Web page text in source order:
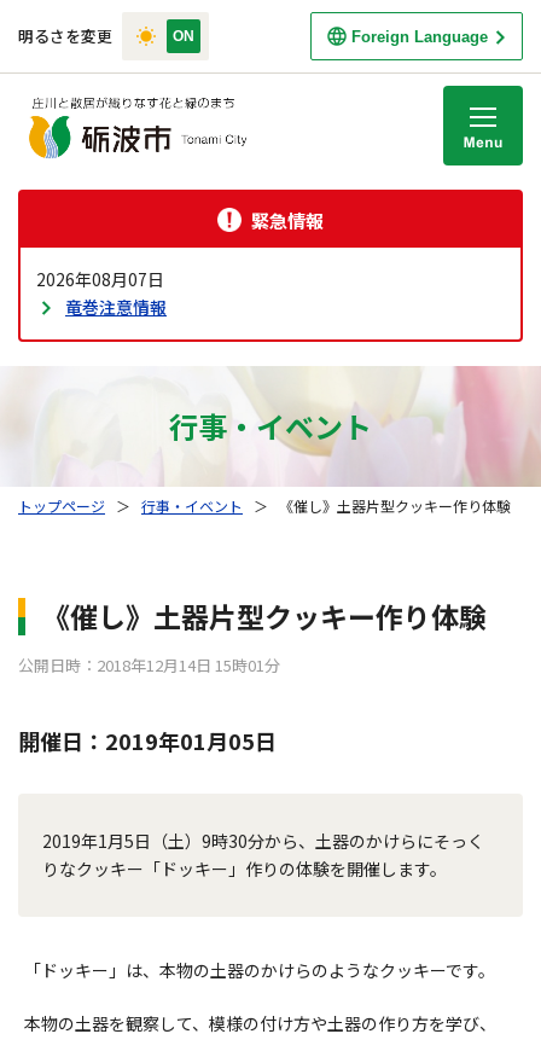
明るさを変更 Foreign Language
緊急情報
2026年08月07日
竜巻注意情報
行事・イベント
トップページ ＞ 行事・イベント ＞ 《催し》土器片型クッキー作り体験
《催し》土器片型クッキー作り体験
公開日時：2018年12月14日 15時01分
開催日：2019年01月05日
2019年1月5日（土）9時30分から、土器のかけらにそっく
りなクッキー「ドッキー」作りの体験を開催します。
「ドッキー」は、本物の土器のかけらのようなクッキーです。
本物の土器を観察して、模様の付け方や土器の作り方を学び、